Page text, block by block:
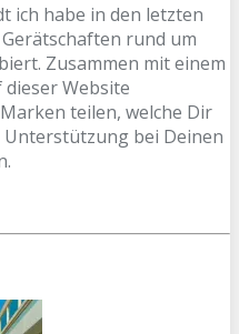
ich habe in den letzten
rund um
Zusammen mit einem
Website
teilen, welche Dir
bei Deinen